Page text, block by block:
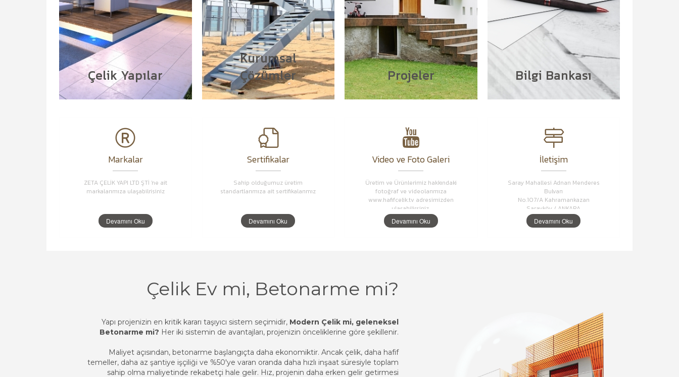
Çelik Yapılar
Kurumsal
Çözümler
Projeler Bilgi Bankası
Markalar
ZETA ÇELİK YAPI LTD ŞTİ 'ne ait
markalarımıza ulaşabilrisiniz
Devamını Oku
Sertifikalar
Sahip olduğumuz üretim
standartlarımıza ait sertifikalarımız
Devamını Oku
Video ve Foto Galeri
Üretim ve Ürünlerimiz hakkındaki
fotoğraf ve videolarımıza
www.hafifcelik.tv adresimizden
ulaşabilirsiniz.
Devamını Oku
İletişim
Saray Mahallesi Adnan Menderes
Bulvarı
No.107/A Kahramankazan
Sarayköy / ANKARA
Devamını Oku
Çelik Ev mi, Betonarme mi?
Yapı projenizin en kritik kararı taşıyıcı sistem seçimidir, Modern Çelik mi, geleneksel
Betonarme mi? Her iki sistemin de avantajları, projenizin önceliklerine göre şekillenir.
Maliyet açısından, betonarme başlangıçta daha ekonomiktir. Ancak çelik, daha hafif
temeller, daha az şantiye işçiliği ve %50'ye varan oranda daha hızlı inşaat süresiyle toplam
sahip olma maliyetinde rekabetçi hale gelir. Hız, projenin daha erken gelir getirmesi